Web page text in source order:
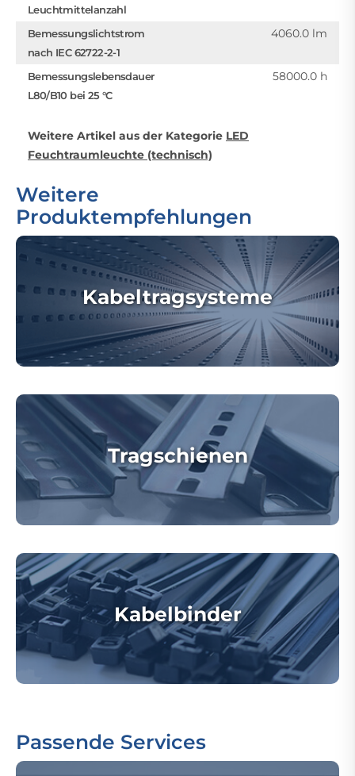
Leuchtmittelanzahl
Bemessungslichtstrom
nach IEC 62722-2-1
4060.0 lm
Bemessungslebensdauer
L80/B10 bei 25 °C
58000.0 h
Weitere Artikel aus der Kategorie LED
Feuchtraumleuchte (technisch)
Weitere
Produktempfehlungen
Kabeltragsysteme
Tragschienen
Kabelbinder
Passende Services